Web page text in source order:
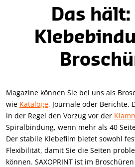
Das hält:
Magazine können Sie bei uns als
wie Kataloge, Journale oder Berichte.
in der Regel den Vorzug vor der
Spiralbindung, wenn mehr als 40
Der stabile Klebefilm bietet sowohl
Flexibilität, damit Sie die Seiten
können. SAXOPRINT ist im